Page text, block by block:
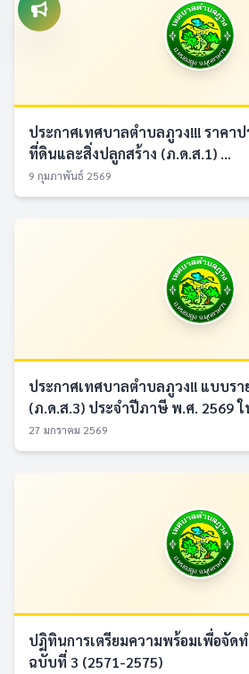
ประกาศเทศบาลตำบลภูวง!!! ราคา
ที่ดินและสิ่งปลูกสร้าง (ภ.ด.ส.1) ...
9 กุมภาพันธ์ 2569
ประกาศเทศบาลตำบลภูวง!! แบบร
(ภ.ด.ส.3) ประจำปีภาษี พ.ศ. 2569 ใ
27 มกราคม 2569
ปฏิทินการเตรียมความพร้อมเพื่อจั
ฉบับที่ 3 (2571-2575)